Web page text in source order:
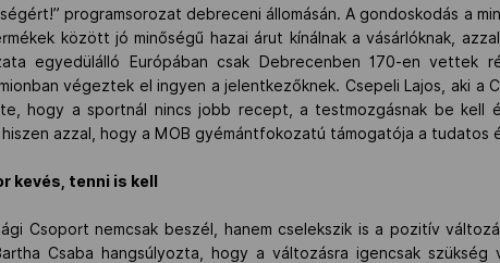
programsorozat debreceni állomásán. A gondoskodás a
között jó minőségű hazai árut kínálnak a vásárlóknak,
egyedülálló Európában csak Debrecenben 170-en vettek
végeztek el ingyen a jelentkezőknek. Csepeli Lajos, aki a
hogy a sportnál nincs jobb recept, a testmozgásnak be kell
azzal, hogy a MOB gyémántfokozatú támogatója a tudatos
kevés, tenni is kell
Csoport nemcsak beszél, hanem cselekszik is a pozitív
Csaba hangsúlyozta, hogy a változásra igencsak